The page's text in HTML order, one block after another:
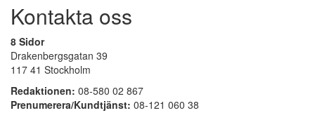
Kontakta oss
8 Sidor
Drakenbergsgatan 39
117 41 Stockholm
Redaktionen: 08-580 02 867
Prenumerera/Kundtjänst: 08-121 060 38